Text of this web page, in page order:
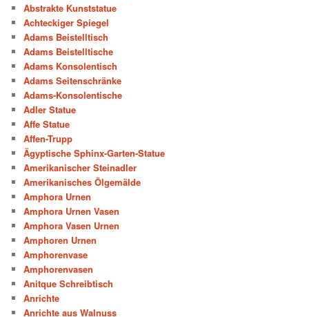
Abstrakte Kunststatue
Achteckiger Spiegel
Adams Beistelltisch
Adams Beistelltische
Adams Konsolentisch
Adams Seitenschränke
Adams-Konsolentische
Adler Statue
Affe Statue
Affen-Trupp
Ägyptische Sphinx-Garten-Statue
Amerikanischer Steinadler
Amerikanisches Ölgemälde
Amphora Urnen
Amphora Urnen Vasen
Amphora Vasen Urnen
Amphoren Urnen
Amphorenvase
Amphorenvasen
Anitque Schreibtisch
Anrichte
Anrichte aus Walnuss